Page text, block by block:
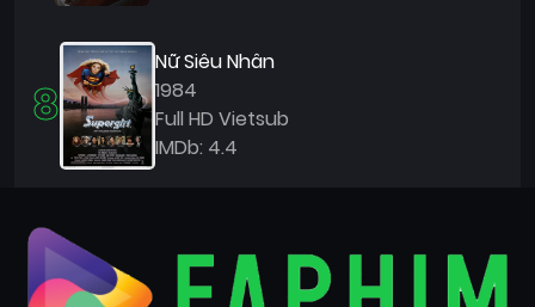
8
Nữ Siêu Nhân
1984
Full HD Vietsub
IMDb: 4.4